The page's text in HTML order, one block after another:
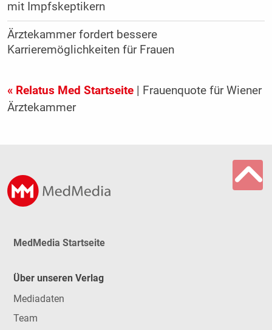
mit Impfskeptikern
Ärztekammer fordert bessere
Karrieremöglichkeiten für Frauen
« Relatus Med Startseite| Frauenquote für Wiener
Ärztekammer
MedMedia Startseite
Über unseren Verlag
Mediadaten
Team